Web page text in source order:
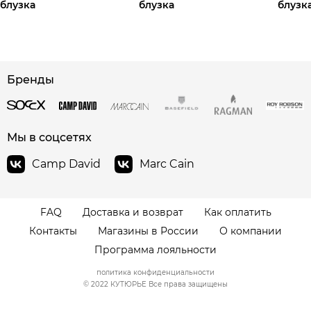
блузка
блузка
Бренды
Мы в соцсетях
Camp David
Marc Cain
FAQ Доставка и возврат
Как оплатить
Контакты
Магазины в России
О компании
Программа лояльности
© 2022 КУТЮРЬЕ Все права защищены
политика конфиденциальности